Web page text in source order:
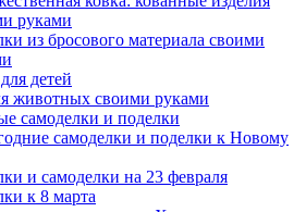
руками
из бросового материала своими
детей
животных своими руками
самоделки и поделки
самоделки и поделки к Новому
и самоделки на 23 февраля
к 8 марта